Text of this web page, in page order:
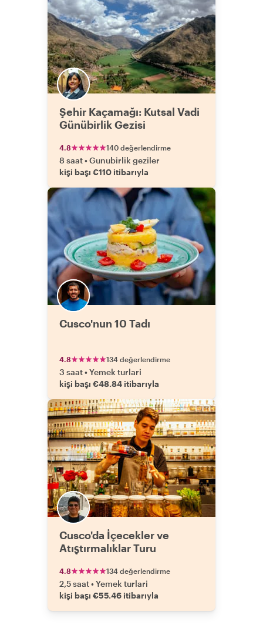
Şehir Kaçamağı: Kutsal Vadi
Günübirlik Gezisi
4.8 140 değerlendirme
8 saat•Gunubirlik geziler
kişi başı €110 itibarıyla
Cusco'nun 10 Tadı
4.8 134 değerlendirme
3 saat•Yemek turlari
kişi başı €48.84 itibarıyla
Cusco'da İçecekler ve
Atıştırmalıklar Turu
4.8 134 değerlendirme
2,5 saat•Yemek turlari
kişi başı €55.46 itibarıyla